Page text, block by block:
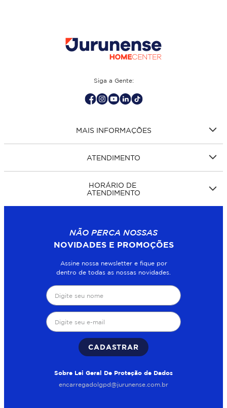
Siga a Gente:
MAIS INFORMAÇÕES
ATENDIMENTO
HORÁRIO DE
ATENDIMENTO
NÃO PERCA NOSSAS
NOVIDADES E PROMOÇÕES
Assine nossa newsletter e fique por
dentro de todas as nossas novidades.
CADASTRAR
Sobre Lei Geral De Proteção de Dados
encarregadolgpd@jurunense.com.br